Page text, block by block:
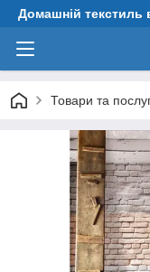
Домашній текстиль
Товари та